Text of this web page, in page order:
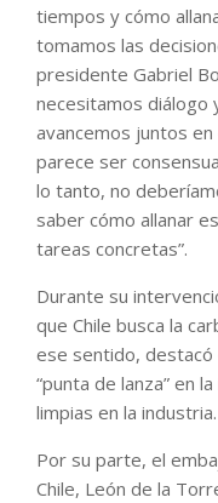
tiempos y cómo
tomamos las
presidente Gabriel
necesitamos diálogo
avancemos juntos
parece ser
lo tanto, no
saber cómo allanar
tareas concretas”.
Durante su
que Chile busca la
ese sentido, destacó
“punta de lanza” en
limpias en la industria.
Por su parte, el
Chile, León de la